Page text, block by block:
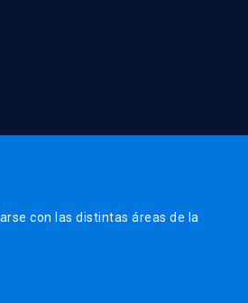
con las distintas áreas de la